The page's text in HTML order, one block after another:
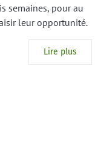
semaines, pour au
leur opportunité.
Lire plus